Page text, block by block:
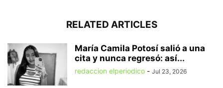
RELATED ARTICLES
María Camila Potosí salió a una
cita y nunca regresó: así...
redaccion elperiodico - Jul 23, 2026